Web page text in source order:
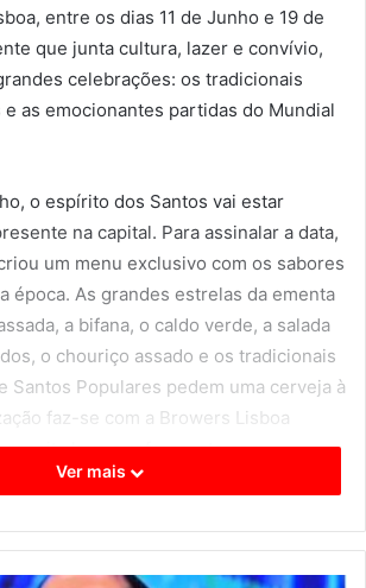
entre os dias 11 de Junho e 19 de
que junta cultura, lazer e convívio,
celebrações: os tradicionais
e as emocionantes partidas do Mundial
o espírito dos Santos vai estar
na capital. Para assinalar a data,
um menu exclusivo com os sabores
época. As grandes estrelas da ementa
a bifana, o caldo verde, a salada
o chouriço assado e os tradicionais
Santos Populares pedem uma cerveja à
faz-se com a Browers Lisboa
receita leve e refrescante com
Junho, Domingo, o largo em frente ao
Ver mais